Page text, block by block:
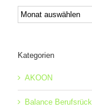
Archiv
Kategorien
AKOON
Balance